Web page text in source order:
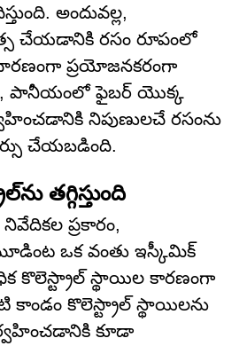
అందువల్ల,
చేయడానికి రసం రూపంలో
ప్రయోజనకరంగా
పానీయంలో ఫైబర్ యొక్క
నిపుణులచే రసంను
చేయబడింది.
తగ్గిస్తుంది
నివేదికల ప్రకారం,
ఒక వంతు ఇస్కీమిక్
కొలెస్ట్రాల్ స్థాయిల కారణంగా
కాండం కొలెస్ట్రాల్ స్థాయిలను
కూడా